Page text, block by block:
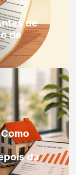
de
de
da